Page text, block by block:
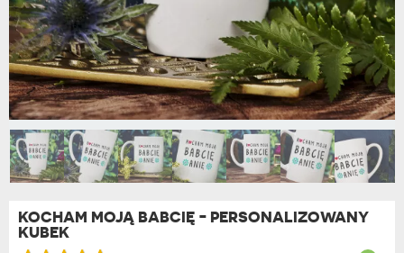
KOCHAM MOJĄ BABCIĘ - PERSONALIZOWANY
KUBEK